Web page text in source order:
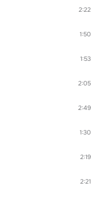
2:22
1:50
1:53
2:05
2:49
1:30
2:19
2:21